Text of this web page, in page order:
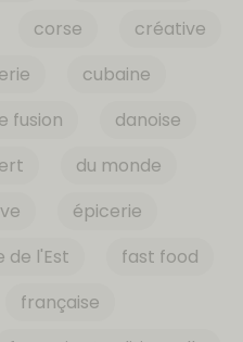
corse
créative
cubaine
fusion
danoise
du monde
épicerie
de l'Est
fast food
française